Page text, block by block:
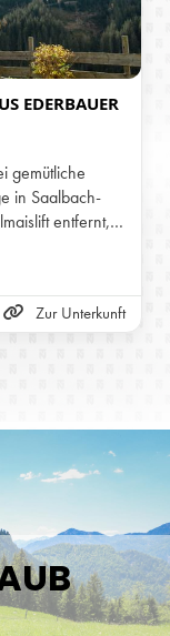
EDERBAUER
gemütliche
in Saalbach-
entfernt,
Balkon mit
locken
Zur Unterkunft